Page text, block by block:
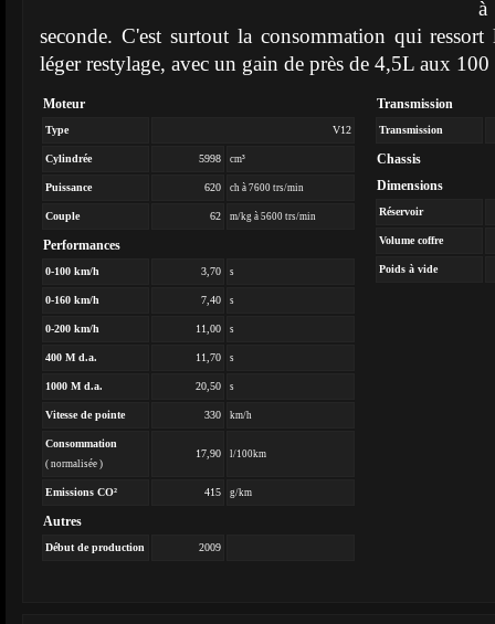
à
seconde. C'est surtout la consommation qui
léger restylage, avec un gain de près de 4,5L aux
Moteur
Type V12
Cylindrée 5998 cm³
Puissance 620 ch à 7600 trs/min
Couple 62 m/kg à 5600 trs/min
Performances
0-100 km/h 3,70 s
0-160 km/h 7,40 s
0-200 km/h 11,00 s
400 M d.a. 11,70 s
1000 M d.a. 20,50 s
Vitesse de pointe 330 km/h
Consommation
( normalisée )
17,90 l/100km
Emissions CO² 415 g/km
Autres
Début de production 2009
Transmission
Transmission
Chassis
Dimensions
Réservoir
Volume coffre
Poids à vide